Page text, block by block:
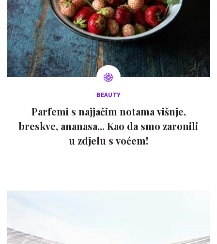
BEAUTY
Parfemi s najjačim notama višnje,
breskve, ananasa... Kao da smo zaronili
u zdjelu s voćem!